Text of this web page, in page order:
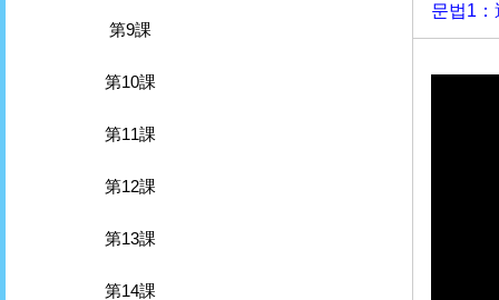
문법1：
第9課
第10課
第11課
第12課
第13課
第14課